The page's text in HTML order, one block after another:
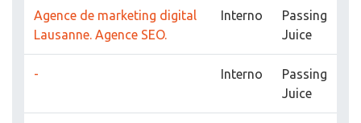
Agence de marketing digital
Lausanne. Agence SEO.
Interno
Passing
Juice
- Interno
Passing
Juice